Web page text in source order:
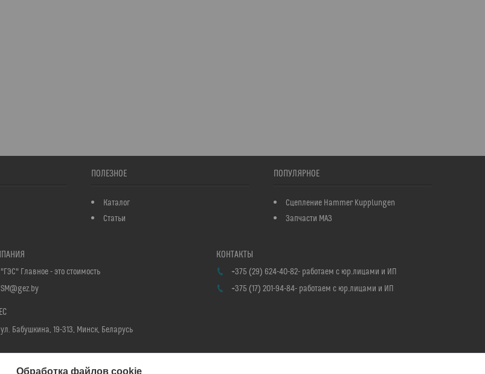
ПОЛЕЗНОЕ
Каталог
Статьи
ПОПУЛЯРНОЕ
Сцепление Hammer Kupplungen
Запчасти МАЗ
"ГЭС" Главное - это стоимость
SM@gez.by
ул. Бабушкина, 19-313, Минск, Беларусь
+375 (29) 624-40-82 работаем с юр.лицами и ИП
+375 (17) 201-94-84 работаем с юр.лицами и ИП
Обработка файлов cookie